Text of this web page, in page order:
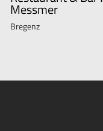
Messmer
Bregenz